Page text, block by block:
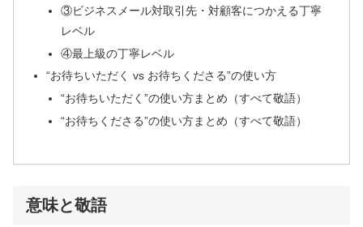
③ビジネスメール対取引先・対顧客につかえる丁寧
レベル
④最上級の丁寧レベル
“お待ちいただく vs お待ちくださる”の使い方
“お待ちいただく”の使い方まとめ（すべて敬語）
“お待ちくださる”の使い方まとめ（すべて敬語）
意味と敬語